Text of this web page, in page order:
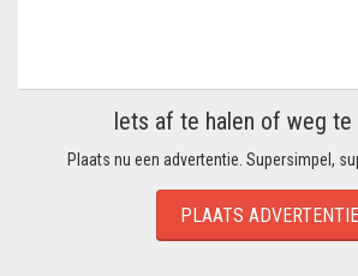
Iets af te halen of weg te
Plaats nu een advertentie. Supersimpel,
PLAATS ADVERTENTIE